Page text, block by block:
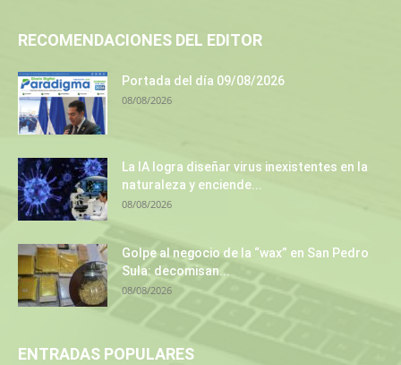
RECOMENDACIONES DEL EDITOR
Portada del día 09/08/2026
08/08/2026
La IA logra diseñar virus inexistentes en la
naturaleza y enciende...
08/08/2026
Golpe al negocio de la “wax” en San Pedro
Sula: decomisan...
08/08/2026
ENTRADAS POPULARES